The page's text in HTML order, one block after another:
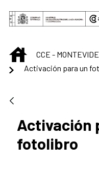
Saltar al contenido
INICIO
CCE -
Activación para un
Activación
fotolibro